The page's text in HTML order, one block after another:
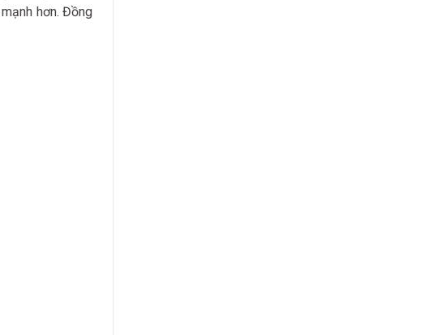
hơn. Đồng